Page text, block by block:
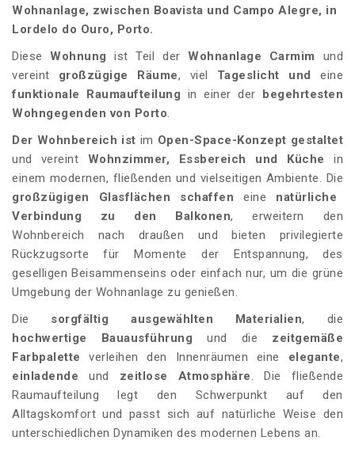
Wohnanlage, zwischen Boavista und Campo Alegre, in
Lordelo do Ouro, Porto.
Diese Wohnung ist Teil derWohnanlage Carmim
und
vereint großzügige Räume, viel Tageslicht undeine
funktionale Raumaufteilung in einer der
begehrtesten
Wohngegenden von Porto.
Der Wohnbereich ist im Open-Space-Konzept gestaltet
und vereint Wohnzimmer, Essbereich und Küche in
einem modernen, fließenden und vielseitigen Ambiente. Die
großzügigen Glasflächen schaffeneine natürliche
Verbindung zu den Balkonen, erweitern den
Wohnbereich nach draußen und bieten privilegierte
Rückzugsorte für Momente der Entspannung, des
geselligen Beisammenseins oder einfach nur, um die grüne
Umgebung der Wohnanlage zu genießen.
Die sorgfältig ausgewählten Materialien, die
hochwertige Bauausführung und die zeitgemäße
Farbpalette verleihen den Innenräumen eine elegante,
einladende und zeitlose Atmosphäre. Die fließende
Raumaufteilung legt den Schwerpunkt auf den
Alltagskomfort und passt sich auf natürliche Weise den
unterschiedlichen Dynamiken des modernen Lebens an.